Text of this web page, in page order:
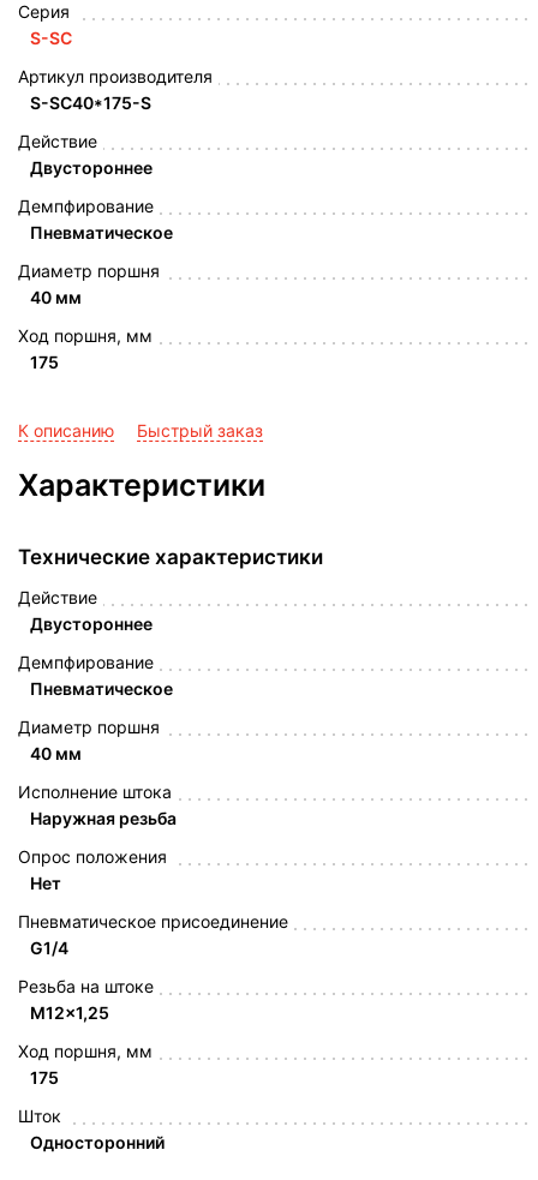
Серия
S-SC
Артикул производителя
S-SC40*175-S
Действие
Двустороннее
Демпфирование
Пневматическое
Диаметр поршня
40 мм
Ход поршня, мм
175
К описанию Быстрый заказ
Характеристики
Технические характеристики
Действие
Двустороннее
Демпфирование
Пневматическое
Диаметр поршня
40 мм
Исполнение штока
Наружная резьба
Опрос положения
Нет
Пневматическое присоединение
G1/4
Резьба на штоке
M12x1,25
Ход поршня, мм
175
Шток
Односторонний